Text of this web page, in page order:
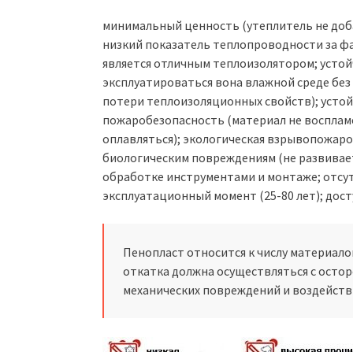
минимальный ценность (утеплитель не
низкий показатель теплопроводности за
является отличным теплоизолятором;
эксплуатироваться вона влажной среде без
потери теплоизоляционных свойств);
пожаробезопасность (материал не
оплавляться); экологическая
биологическим повреждениям (не
обработке инструментами и монтаже;
эксплуатационный момент (25-80 лет);
Пенопласт относится к числу
откатка должна осуществляться с
механических повреждений и